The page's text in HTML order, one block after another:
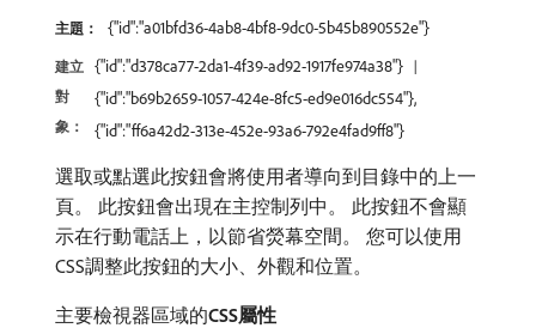
主題： {"id":"a01bfd36-4ab8-4bf8-9dc0-5b45b890552e"}
建立
對
象：
{"id":"d378ca77-2da1-4f39-ad92-1917fe974a38"}
{"id":"b69b2659-1057-424e-8fc5-ed9e016dc554"},
{"id":"ff6a42d2-313e-452e-93a6-792e4fad9ff8"}
選取或點選此按鈕會將使用者導向到目錄中的上一
頁。 此按鈕會出現在主控制列中。 此按鈕不會顯
示在行動電話上，以節省熒幕空間。 您可以使用
CSS調整此按鈕的大小、外觀和位置。
主要檢視器區域的​CSS屬性